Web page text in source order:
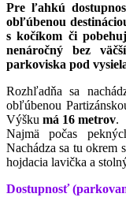
Pre ľahkú
obľúbenou
s kočíkom či
nenáročný bez
parkoviska pod
Rozhľadňa sa
obľúbenou
Výšku má 16 metrov.
Najmä počas
Nachádza sa tu okrem
hojdacia lavička a
Dostupnosť